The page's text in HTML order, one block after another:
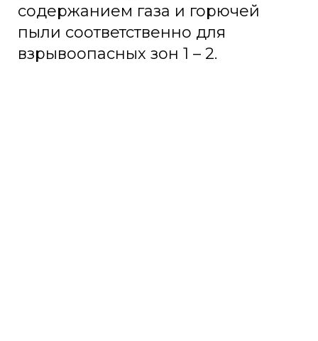
содержанием газа и горючей
пыли соответственно для
взрывоопасных зон 1 – 2.